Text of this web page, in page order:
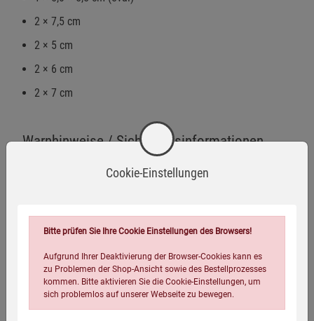
2 × 7,5 cm
2 × 5 cm
2 × 6 cm
2 × 7 cm
Warnhinweise / Sicherheitsinformationen
anwenden.
Außerhalb der Reichweite von Kindern aufbewahren -
enthält zerbrechliche Bestandteile.
Nicht bei Personen mit Hauterkrankungen,
Mehr anzeigen
Herstellerinformationen
Cookie-Einstellungen
Bitte prüfen Sie Ihre Cookie Einstellungen des Browsers!
Aufgrund Ihrer Deaktivierung der Browser-Cookies kann es
zu Problemen der Shop-Ansicht sowie des Bestellprozesses
kommen. Bitte aktivieren Sie die Cookie-Einstellungen, um
sich problemlos auf unserer Webseite zu bewegen.